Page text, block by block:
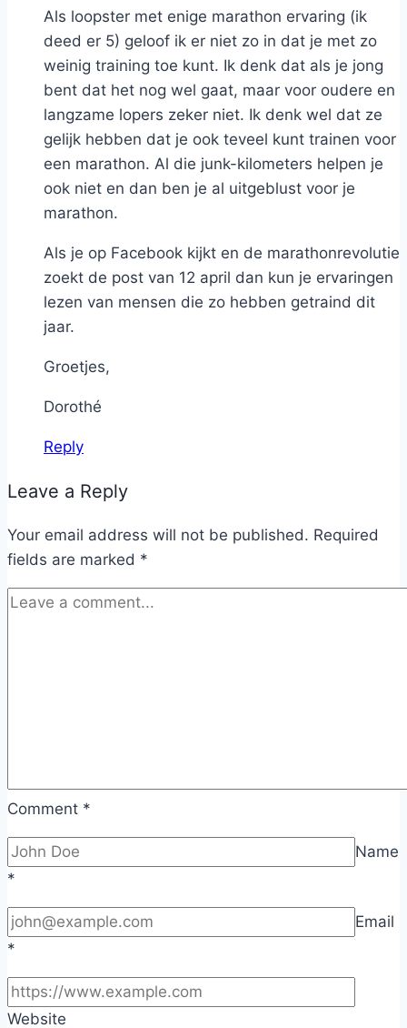
Als loopster met enige marathon ervaring (ik
deed er 5) geloof ik er niet zo in dat je met zo
weinig training toe kunt. Ik denk dat als je jong
bent dat het nog wel gaat, maar voor oudere en
langzame lopers zeker niet. Ik denk wel dat ze
gelijk hebben dat je ook teveel kunt trainen voor
een marathon. Al die junk-kilometers helpen je
ook niet en dan ben je al uitgeblust voor je
marathon.
Als je op Facebook kijkt en de marathonrevolutie
zoekt de post van 12 april dan kun je ervaringen
lezen van mensen die zo hebben getraind dit
jaar.
Groetjes,
Dorothé
Reply
Leave a Reply
Your email address will not be published. Required
fields are marked *
Comment *
Name
*
Email
*
Website